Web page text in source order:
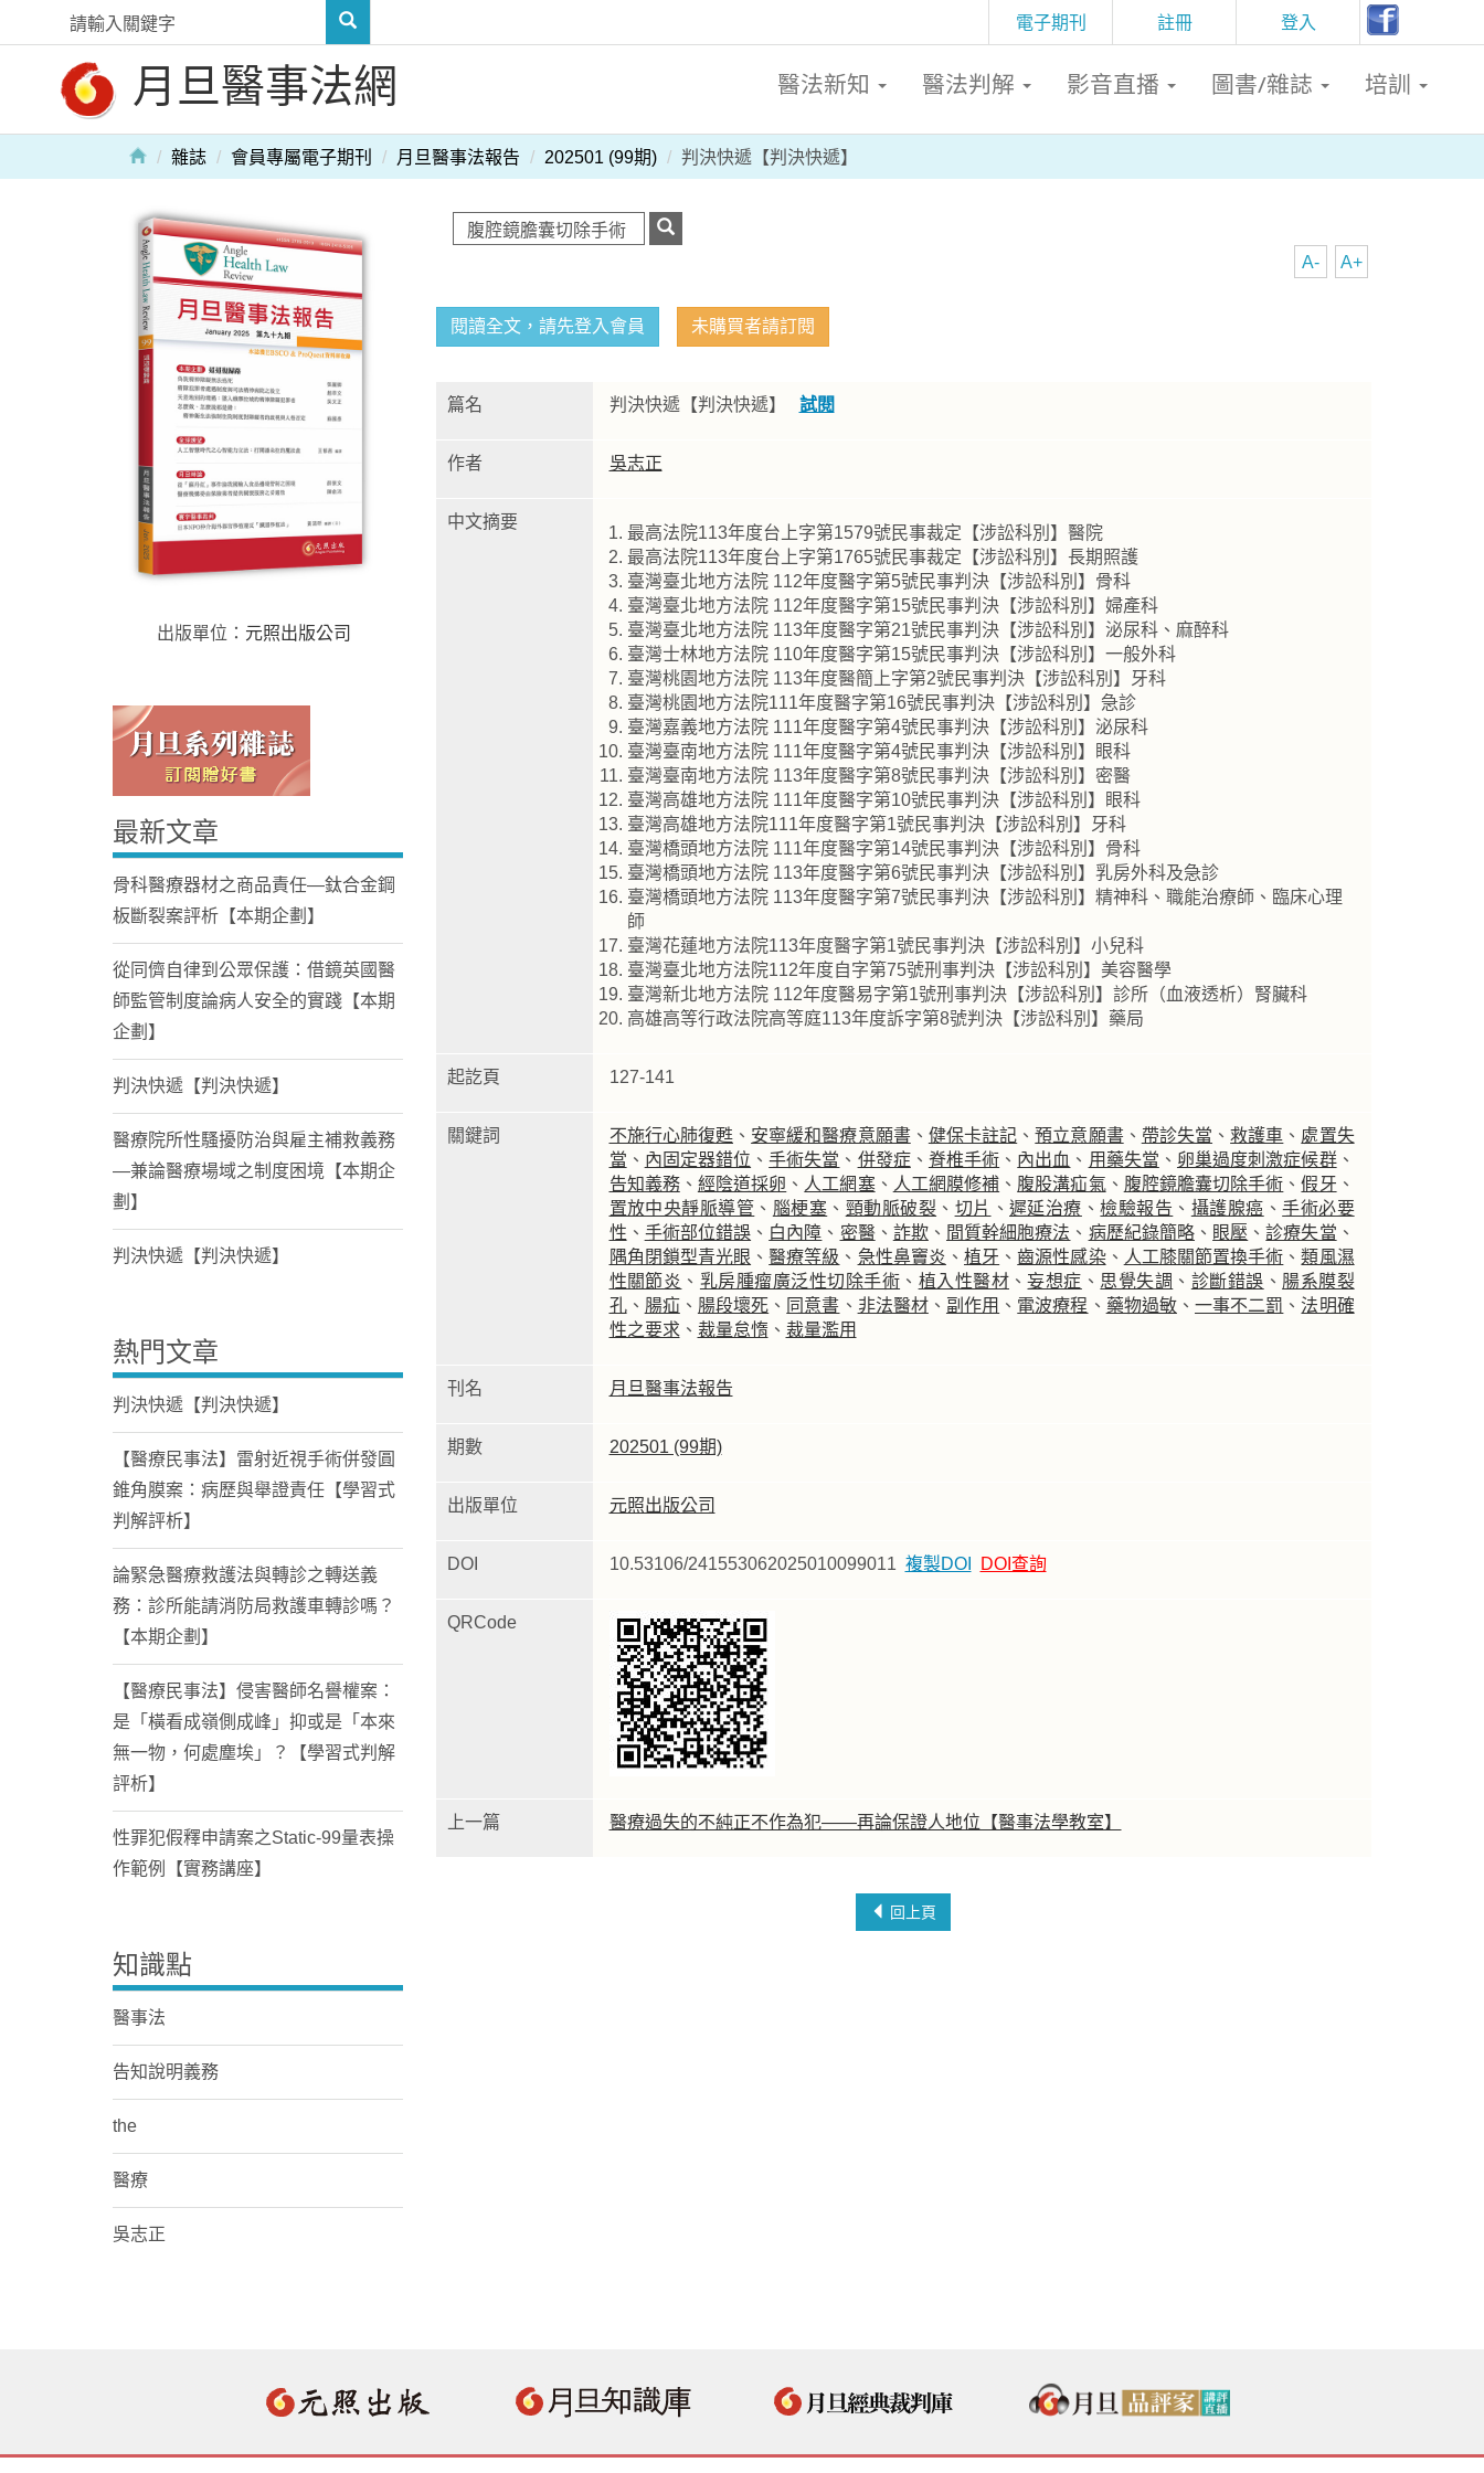
註冊 登入
電子期刊
月旦醫事法網 醫法新知 醫法判解 影音直播 圖書/雜誌 培訓
雜誌 會員專屬電子期刊 月旦醫事法報告 202501 (99期) 判決快遞【判決快遞】
A+
A-
閱讀全文，請先登入會員 未購買者請訂閱
篇名 判決快遞【判決快遞】 試閱
作者 吳志正
中文摘要
最高法院113年度台上字第1579號民事裁定【涉訟科別】醫院
最高法院113年度台上字第1765號民事裁定【涉訟科別】長期照護
臺灣臺北地方法院 112年度醫字第5號民事判決【涉訟科別】骨科
臺灣臺北地方法院 112年度醫字第15號民事判決【涉訟科別】婦產科
臺灣臺北地方法院 113年度醫字第21號民事判決【涉訟科別】泌尿科、麻醉科
臺灣士林地方法院 110年度醫字第15號民事判決【涉訟科別】一般外科
臺灣桃園地方法院 113年度醫簡上字第2號民事判決【涉訟科別】牙科
臺灣桃園地方法院111年度醫字第16號民事判決【涉訟科別】急診
臺灣嘉義地方法院 111年度醫字第4號民事判決【涉訟科別】泌尿科
臺灣臺南地方法院 111年度醫字第4號民事判決【涉訟科別】眼科
臺灣臺南地方法院 113年度醫字第8號民事判決【涉訟科別】密醫
臺灣高雄地方法院 111年度醫字第10號民事判決【涉訟科別】眼科
臺灣高雄地方法院111年度醫字第1號民事判決【涉訟科別】牙科
臺灣橋頭地方法院 111年度醫字第14號民事判決【涉訟科別】骨科
臺灣橋頭地方法院 113年度醫字第6號民事判決【涉訟科別】乳房外科及急診
臺灣橋頭地方法院 113年度醫字第7號民事判決【涉訟科別】精神科、職能治療師、臨床心理
師
臺灣花蓮地方法院113年度醫字第1號民事判決【涉訟科別】小兒科
臺灣臺北地方法院112年度自字第75號刑事判決【涉訟科別】美容醫學
臺灣新北地方法院 112年度醫易字第1號刑事判決【涉訟科別】診所（血液透析）腎臟科
高雄高等行政法院高等庭113年度訴字第8號判決【涉訟科別】藥局
起訖頁 127-141
關鍵詞 不施行心肺復甦 、 安寧緩和醫療意願書、 健保卡註記 、預立意願書、 帶診失當 、救護車 、 處置失
當 、 內固定器錯位 、手術失當 、 併發症、 脊椎手術 、 內出血 、 用藥失當 、 卵巢過度刺激症候群、
告知義務、 經陰道採卵 、 人工網塞、 人工網膜修補 、 腹股溝疝氣、 腹腔鏡膽囊切除手術 、假牙 、
置放中央靜脈導管 、 腦梗塞 、 頸動脈破裂 、 切片 、遲延治療 、檢驗報告 、 攝護腺癌 、手術必要
性 、 手術部位錯誤 、 白內障 、 密醫、 詐欺、 間質幹細胞療法 、 病歷紀錄簡略 、 眼壓 、診療失當 、
隅角閉鎖型青光眼 、醫療等級 、 急性鼻竇炎 、 植牙 、齒源性感染、 人工膝關節置換手術 、類風濕
性關節炎 、 乳房腫瘤廣泛性切除手術 、 植入性醫材、妄想症 、 思覺失調 、 診斷錯誤 、 腸系膜裂
孔、 腸疝、 腸段壞死 、 同意書 、 非法醫材、 副作用 、 電波療程 、 藥物過敏、一事不二罰 、 法明確
性之要求 、 裁量怠惰、 裁量濫用
刊名 月旦醫事法報告
期數 202501 (99期)
出版單位 元照出版公司
DOI 10.53106/241553062025010099011 複製DOI DOI查詢
QRCode
上一篇 醫療過失的不純正不作為犯——再論保證人地位【醫事法學教室】
回上頁
出版單位： 元照出版公司
最新文章
骨科醫療器材之商品責任—鈦合金鋼
板斷裂案評析【本期企劃】
從同儕自律到公眾保護：借鏡英國醫
師監管制度論病人安全的實踐【本期
企劃】
判決快遞【判決快遞】
醫療院所性騷擾防治與雇主補救義務
—兼論醫療場域之制度困境【本期企
劃】
判決快遞【判決快遞】
熱門文章
判決快遞【判決快遞】
【醫療民事法】雷射近視手術併發圓
錐角膜案：病歷與舉證責任【學習式
判解評析】
論緊急醫療救護法與轉診之轉送義
務：診所能請消防局救護車轉診嗎？
【本期企劃】
【醫療民事法】侵害醫師名譽權案：
是「橫看成嶺側成峰」抑或是「本來
無一物，何處塵埃」？【學習式判解
評析】
性罪犯假釋申請案之Static-99量表操
作範例【實務講座】
知識點
醫事法
告知說明義務
the
醫療
吳志正